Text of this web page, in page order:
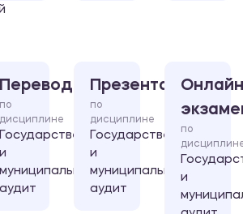
Перевод
по
дисциплине
Государственный
и
муниципальный
аудит
Презентация
по
дисциплине
Государственный
и
муниципальный
аудит
по
и